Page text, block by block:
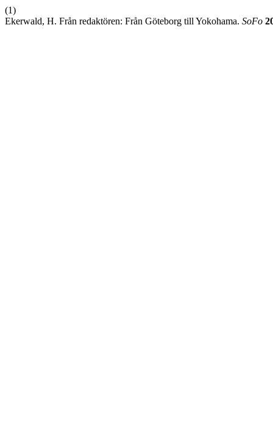
(1)
Ekerwald, H. Från redaktören: Från Göteborg till Yokohama. SoFo